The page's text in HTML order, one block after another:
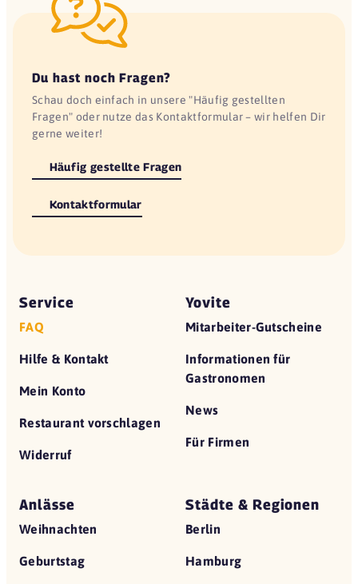
Du hast noch Fragen?
Schau doch einfach in unsere "Häufig gestellten
Fragen" oder nutze das Kontaktformular – wir helfen Dir
gerne weiter!
Häufig gestellte Fragen
Kontaktformular
Service
FAQ
Hilfe & Kontakt
Mein Konto
Restaurant vorschlagen
Widerruf
Yovite
Mitarbeiter-Gutscheine
Informationen für
Gastronomen
News
Für Firmen
Anlässe
Weihnachten
Geburtstag
Städte & Regionen
Berlin
Hamburg